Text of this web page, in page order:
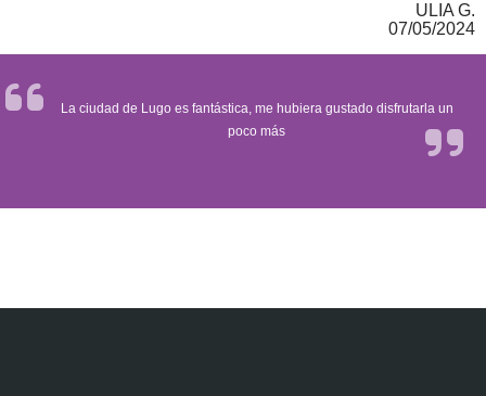
ULIA G.
07/05/2024
La ciudad de Lugo es fantástica, me hubiera gustado disfrutarla un
poco más